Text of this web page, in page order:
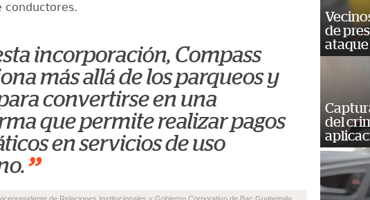
conductores.
incorporación, Compass
más allá de los parqueos y
convertirse en una
que permite realizar pagos
en servicios de uso
”
de
del